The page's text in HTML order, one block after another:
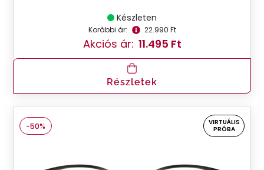
Készleten
Korábbi ár: 22.990 Ft
Akciós ár: 11.495 Ft
Részletek
-50%
VIRTUÁLIS
PRÓBA